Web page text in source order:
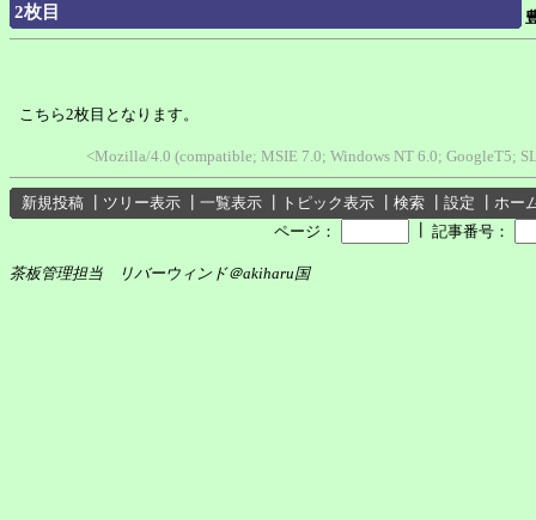
2枚目
こちら2枚目となります。
<Mozilla/4.0 (compatible; MSIE 7.0; Windows NT 6.0; GoogleT5;
新規投稿 ツリー表示 一覧表示 トピック表示 検索 設定
ホー
ページ：
記事番号：
茶板管理担当 リバーウィンド＠akiharu国